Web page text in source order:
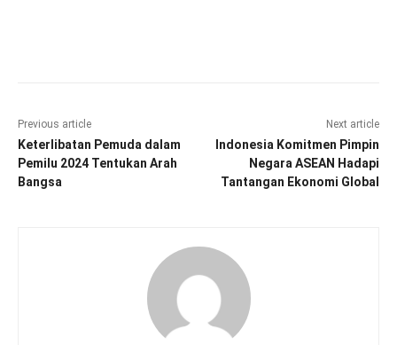
Previous article
Keterlibatan Pemuda dalam
Pemilu 2024 Tentukan Arah
Bangsa
Next article
Indonesia Komitmen Pimpin
Negara ASEAN Hadapi
Tantangan Ekonomi Global